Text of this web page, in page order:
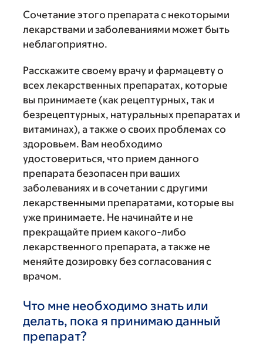
Сочетание этого препарата с некоторыми
лекарствами и заболеваниями может быть
неблагоприятно.
Расскажите своему врачу и фармацевту о
всех лекарственных препаратах, которые
вы принимаете (как рецептурных, так и
безрецептурных, натуральных препаратах и
витаминах), а также о своих проблемах со
здоровьем. Вам необходимо
удостовериться, что прием данного
препарата безопасен при ваших
заболеваниях и в сочетании с другими
лекарственными препаратами, которые вы
уже принимаете. Не начинайте и не
прекращайте прием какого-либо
лекарственного препарата, а также не
меняйте дозировку без согласования с
врачом.
Что мне необходимо знать или
делать, пока я принимаю данный
препарат?